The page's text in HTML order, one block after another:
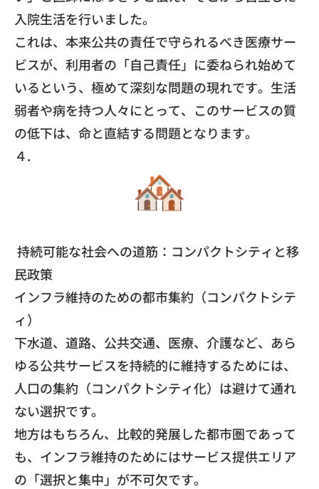
入院生活を行いました。
​これは、本来公共の責任で守られるべき医療サー
ビスが、利用者の「自己責任」に委ねられ始めて
いるという、極めて深刻な問題の現れです。生活
弱者や病を持つ人々にとって、このサービスの質
の低下は、命と直結する問題となります。
​４.
持続可能な社会への道筋：コンパクトシティと移
民政策
​インフラ維持のための都市集約（コンパクトシテ
ィ）
​下水道、道路、公共交通、医療、介護など、あら
ゆる公共サービスを持続的に維持するためには、
人口の集約（コンパクトシティ化）は避けて通れ
ない選択です。
​地方はもちろん、比較的発展した都市圏であって
も、インフラ維持のためにはサービス提供エリア
の「選択と集中」が不可欠です。